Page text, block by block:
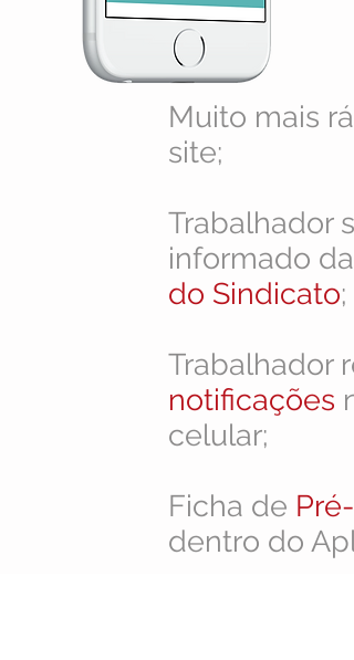
Muito mais
site;
Trabalhador
informado
do Sindicato;
Trabalhador
notificações
celular;
Ficha de
dentro do